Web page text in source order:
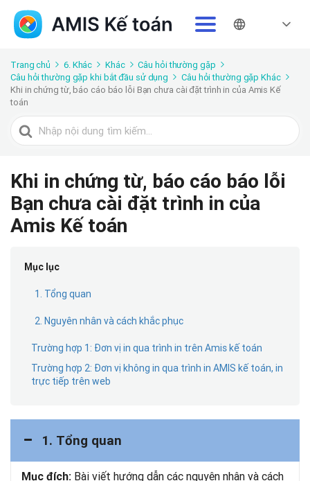
Trang chủ 6. Khác Khác
Câu hỏi thường gặp
Câu hỏi thường gặp khi bắt đầu sử dụng
Câu hỏi thường gặp Khác
Khi in chứng từ, báo cáo báo lỗi Bạn chưa cài đặt trình in của Amis Kế
toán
Tìm
kiếm
Khi in chứng từ, báo cáo báo lỗi
Bạn chưa cài đặt trình in của
Amis Kế toán
Mục lục
1. Tổng quan
2. Nguyên nhân và cách khắc phục
Trường hợp 1: Đơn vị in qua trình in trên Amis kế toán
Trường hợp 2: Đơn vị không in qua trình in AMIS kế toán, in
trực tiếp trên web
1. Tổng quan
Mục đích: Bài viết hướng dẫn các nguyên nhân và cách